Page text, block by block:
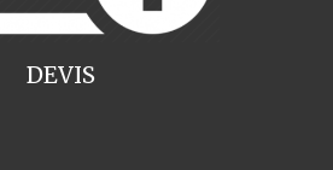
DEVIS